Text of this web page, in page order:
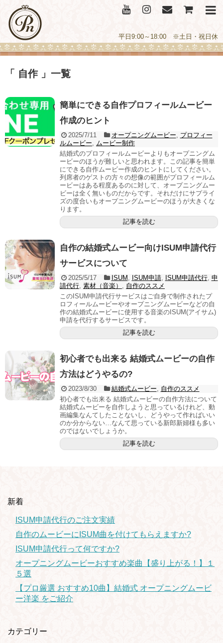
平日9:00～18:00 ※土日・祝日休
「 自作 」一覧
簡単にできる自作プロフィールムービー
作成のヒント
2025/7/11 オープニングムービー
プロフィー
ルムービー
ムービー制作
結婚式のプロフィールムービーよりもオープニングム
ービーのほうが難しいと思われます。この記事を簡単
にできる自作ムービー作成のヒントにしてください。
列席者のゲストの方々の想像の範囲がプロフィールム
ービーはある程度あるのに対して、オープニングムー
ビーは全く無いものだからです。それだけにサプライ
ズの度合いもオープニングムービーのほうが大きくな
ります。
記事を読む
自作の結婚式ムービー向けISUM申請代行
サービスについて
2025/5/17 ISUM ISUM申請, ISUM申請代行, 申
請代行 素材（音楽）
自作のススメ
このISUM申請代行サービスはご自身で制作されたプ
ロフィールムービーやオープニングムービーなどの自
作の結婚式ムービーに使用する音楽のISUM(アイサム)
申請を代行するサービスです。
記事を読む
初心者でも出来る 結婚式ムービーの自作
方法はどうやるの?
2023/8/30 結婚式ムービー
自作のススメ
初心者でも出来る 結婚式ムービーの自作方法について
結婚式ムービーを自作しようと思っているけれど、動
画編集なんてしたことないし、どうやって作ればいい
のか分からない…なんて思っている新郎新婦様も多い
のではないでしょうか。
記事を読む
新着
ISUM申請代行のご注文実績
自作のムービーにISUM曲を付けてもらえますか?
ISUM申請代行って何ですか?
オープニングムービーおすすめ楽曲【盛り上がる！】１
５選
【プロ厳選 おすすめ10曲】結婚式 オープニングムービ
ー洋楽 をご紹介
カテゴリー